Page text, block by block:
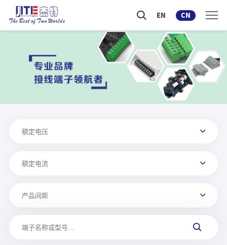
EN CN
额定电压
额定电流
产品间距